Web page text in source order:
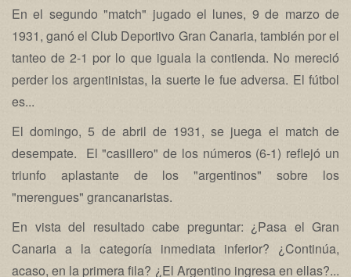
En el segundo "match" jugado el lunes, 9 de marzo de
1931, ganó el Club Deportivo Gran Canaria, también por el
tanteo de 2-1 por lo que iguala la contienda. No mereció
perder los argentinistas, la suerte le fue adversa. El fútbol
es...
El domingo, 5 de abril de 1931, se juega el match de
desempate. El "casillero" de los números (6-1) reflejó un
triunfo aplastante de los "argentinos" sobre los
"merengues" grancanaristas.
En vista del resultado cabe preguntar: ¿Pasa el Gran
Canaria a la categoría inmediata inferior? ¿Continúa,
acaso, en la primera fila? ¿El Argentino ingresa en ellas?...